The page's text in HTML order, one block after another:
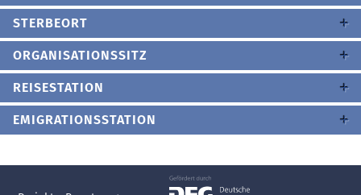
STERBEORT
ORGANISATIONSSITZ
REISESTATION
EMIGRATIONSSTATION